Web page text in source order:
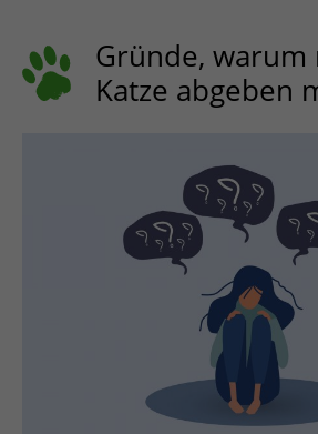
ESPAÑOL, MÉXICO
EESTI
Gründe, warum
Katze abgeben